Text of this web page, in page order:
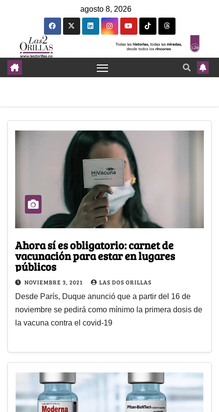
agosto 8, 2026
Ahora sí es obligatorio: carnet de
vacunación para estar en lugares
públicos
NOVIEMBRE 3, 2021 LAS DOS ORILLAS
Desde París, Duque anunció que a partir del 16 de
noviembre se pedirá como mínimo la primera dosis de
la vacuna contra el covid-19